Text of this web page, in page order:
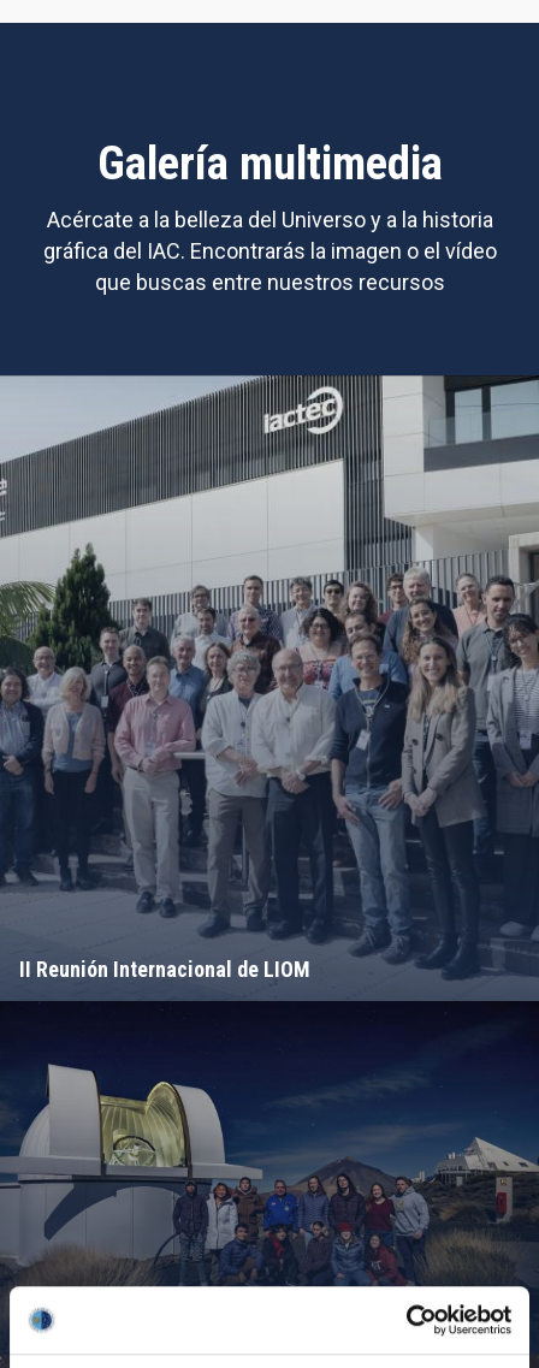
Galería multimedia
Acércate a la belleza del Universo y a la historia
gráfica del IAC. Encontrarás la imagen o el vídeo
que buscas entre nuestros recursos
II Reunión Internacional de LIOM
Campamento de Astronomía del MIT 2024